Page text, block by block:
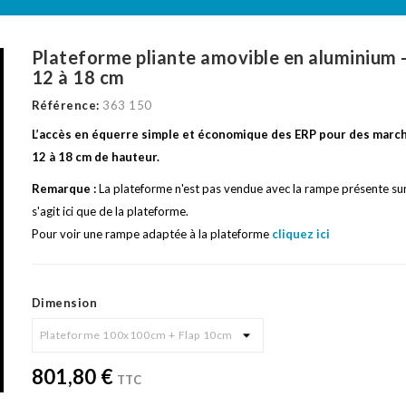
Plateforme pliante amovible en aluminium
12 à 18 cm
Référence: 363 150
L’accès en équerre simple et économique des ERP pour des
12 à 18 cm de hauteur.
Remarque :La plateforme n'est pas vendue avec la rampe présente
s'agit ici que de la plateforme.
Pour voir une rampe adaptée à la plateforme cliquez ici
Dimension
801,80 € TTC